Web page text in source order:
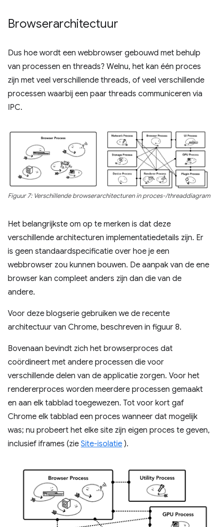
Browserarchitectuur
Dus hoe wordt een webbrowser gebouwd met behulp
van processen en threads? Welnu, het kan één proces
zijn met veel verschillende threads, of veel verschillende
processen waarbij een paar threads communiceren via
IPC.
Figuur 7: Verschillende browserarchitecturen in proces-/threaddiagram
Het belangrijkste om op te merken is dat deze
verschillende architecturen implementatiedetails zijn. Er
is geen standaardspecificatie over hoe je een
webbrowser zou kunnen bouwen. De aanpak van de ene
browser kan compleet anders zijn dan die van de
andere.
Voor deze blogserie gebruiken we de recente
architectuur van Chrome, beschreven in figuur 8.
Bovenaan bevindt zich het browserproces dat
coördineert met andere processen die voor
verschillende delen van de applicatie zorgen. Voor het
rendererproces worden meerdere processen gemaakt
en aan elk tabblad toegewezen. Tot voor kort gaf
Chrome elk tabblad een proces wanneer dat mogelijk
was; nu probeert het elke site zijn eigen proces te geven,
inclusief iframes (zie Site-isolatie ).